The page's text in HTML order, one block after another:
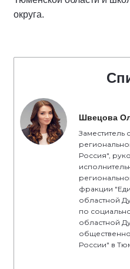
округа.
Швецова
Заместитель
Россия",
фракции
областной
по
областной
России" в